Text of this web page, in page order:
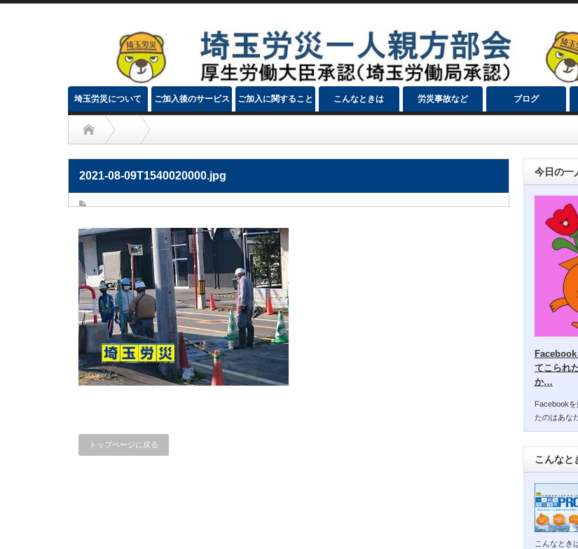
埼玉労災について ご加入後のサービス ご加入に関すること こんなときは 労災事故など ブログ
2021-08-09T1540020000.jpg
トップページに戻る
今日の一
てこられ
か…
Facebook
たのはあな
こんなと
こんなとき